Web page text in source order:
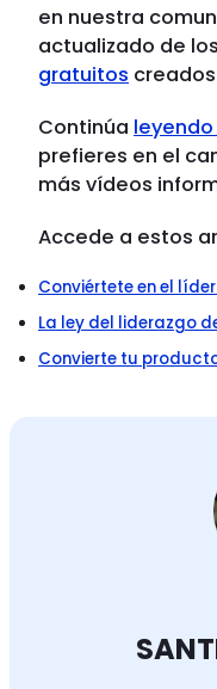
en nuestra
actualizado de
gratuitos
Continúa
prefieres en el
más vídeos
Accede a estos
Conviértete en el
La ley del liderazgo
Convierte tu